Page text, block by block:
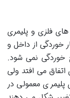
های فلزی و پلیمری
خوردگی از داخل و
خوردگی نمی شود.
می افتد ولی
پلیمری معمولی در